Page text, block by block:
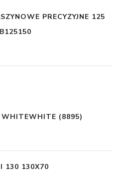
PRECYZYJNE 125
(8895)
130 130X70